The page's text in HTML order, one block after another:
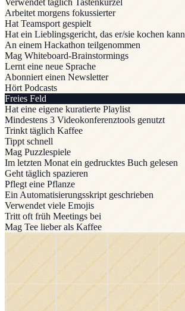
Verwendet täglich Tastenkürzel
Arbeitet morgens fokussierter
Hat Teamsport gespielt
Hat ein Lieblingsgericht, das er/sie kochen kann
An einem Hackathon teilgenommen
Mag Whiteboard-Brainstormings
Lernt eine neue Sprache
Abonniert einen Newsletter
Hört Podcasts
Freies Feld
Hat eine eigene kuratierte Playlist
Mindestens 3 Videokonferenztools genutzt
Trinkt täglich Kaffee
Tippt schnell
Mag Puzzlespiele
Im letzten Monat ein gedrucktes Buch gelesen
Geht täglich spazieren
Pflegt eine Pflanze
Ein Automatisierungsskript geschrieben
Verwendet viele Emojis
Tritt oft früh Meetings bei
Mag Tee lieber als Kaffee